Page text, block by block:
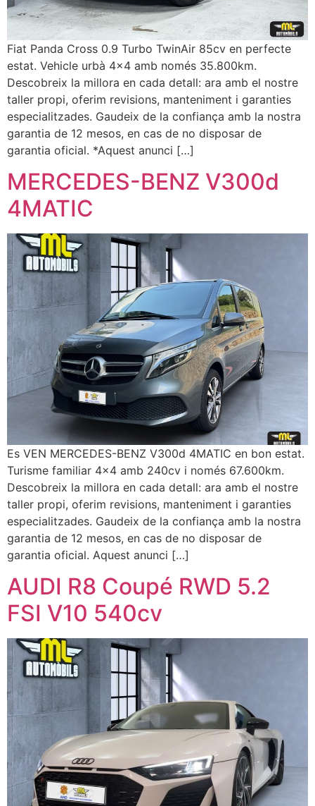
Fiat Panda Cross 0.9 Turbo TwinAir 85cv en perfecte
estat. Vehicle urbà 4×4 amb només 35.800km.
Descobreix la millora en cada detall: ara amb el nostre
taller propi, oferim revisions, manteniment i garanties
especialitzades. Gaudeix de la confiança amb la nostra
garantia de 12 mesos, en cas de no disposar de
garantia oficial. *Aquest anunci […]
MERCEDES-BENZ V300d
4MATIC
Es VEN MERCEDES-BENZ V300d 4MATIC en bon estat.
Turisme familiar 4×4 amb 240cv i només 67.600km.
Descobreix la millora en cada detall: ara amb el nostre
taller propi, oferim revisions, manteniment i garanties
especialitzades. Gaudeix de la confiança amb la nostra
garantia de 12 mesos, en cas de no disposar de
garantia oficial. Aquest anunci […]
AUDI R8 Coupé RWD 5.2
FSI V10 540cv